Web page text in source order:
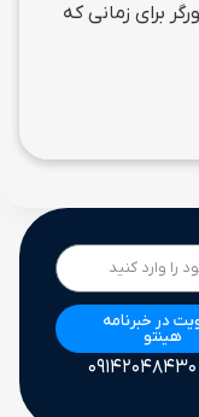
برای زمانی که
در خبرنامه
هینتو
۰۹۱۴۲۰۴۸۴۳۰